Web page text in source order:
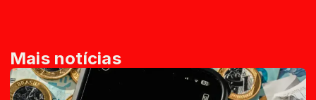
Mais notícias